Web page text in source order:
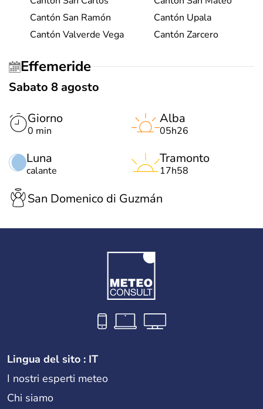
Cantón San Ramón
Cantón Upala
Cantón Valverde Vega
Cantón Zarcero
Effemeride
Sabato 8 agosto
Giorno
0 min
Luna
calante
Alba
05h26
Tramonto
17h58
San Domenico di Guzmán
Lingua del sito : IT
I nostri esperti meteo
Chi siamo